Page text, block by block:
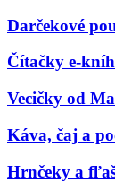
Darčekové
Čítačky e-kníh
Vecičky od
Káva, čaj a
Hrnčeky a